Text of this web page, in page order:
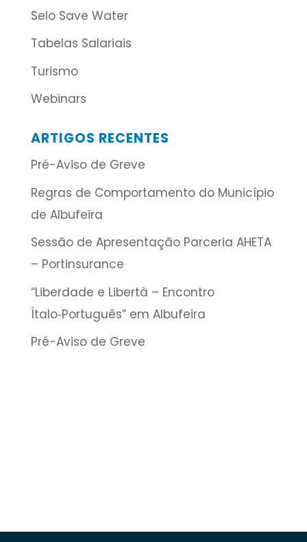
Selo Save Water
Tabelas Salariais
Turismo
Webinars
ARTIGOS RECENTES
Pré-Aviso de Greve
Regras de Comportamento do Município
de Albufeira
Sessão de Apresentação Parceria AHETA
– Portinsurance
“Liberdade e Libertà – Encontro
Ítalo‑Português” em Albufeira
Pré-Aviso de Greve